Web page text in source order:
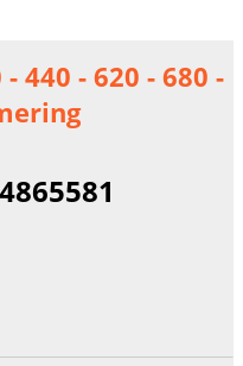
440 - 620 - 680 -